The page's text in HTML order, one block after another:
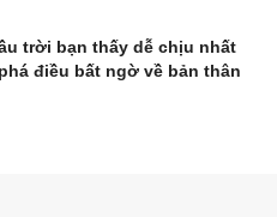
trời bạn thấy dễ chịu nhất
điều bất ngờ về bản thân